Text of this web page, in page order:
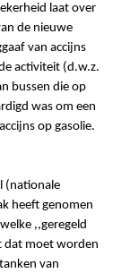
laat over
de nieuwe
van accijns
activiteit (d.w.z.
bussen die op
was om een
op gasolie.
(nationale
heeft genomen
,,geregeld
dat moet worden
van